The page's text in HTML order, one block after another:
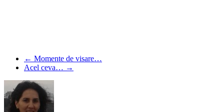
← Momente de visare…
Acel ceva… →